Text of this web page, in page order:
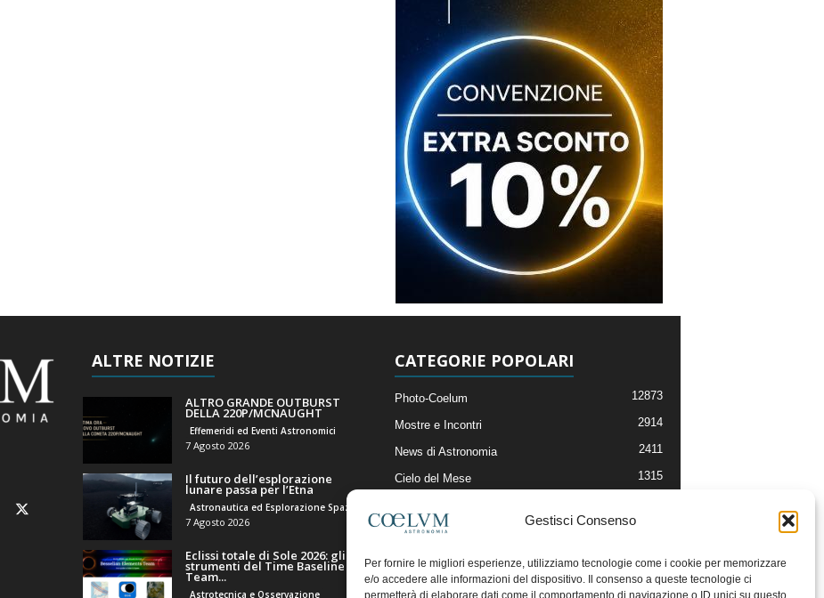
Gestisci Consenso
Per fornire le migliori esperienze, utilizziamo tecnologie come i cookie per memorizzare
e/o accedere alle informazioni del dispositivo. Il consenso a queste tecnologie ci
permetterà di elaborare dati come il comportamento di navigazione o ID unici su questo
ALTRE NOTIZIE
ALTRO GRANDE OUTBURST
DELLA 220P/MCNAUGHT
Effemeridi ed Eventi Astronomici
7 Agosto 2026
Il futuro dell’esplorazione
lunare passa per l’Etna
7 Agosto 2026
Eclissi totale di Sole 2026: gli
strumenti del Time Baseline
Team...
Astrotecnica e Osservazione
CATEGORIE POPOLARI
Photo-Coelum 12873
Mostre e Incontri 2914
News di Astronomia 2411
Cielo del Mese 1315
Articoli e Risorse On-Line
Il Blog della Redazione